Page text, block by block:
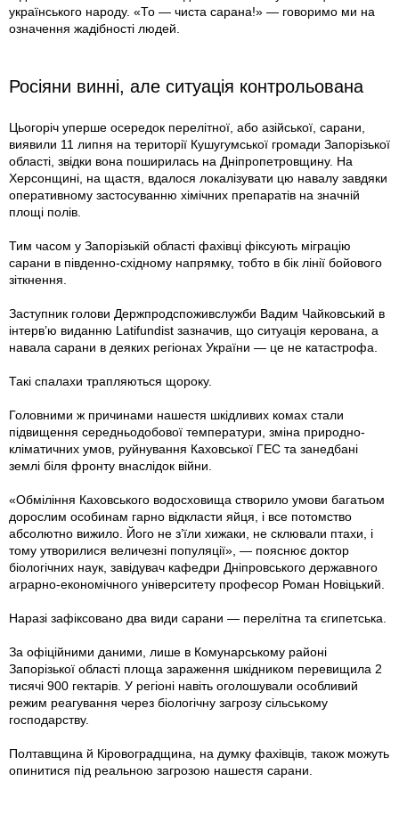
українського народу. «То — чиста сарана!» — говоримо ми на
означення жадібності людей.
Росіяни винні, але ситуація контрольована
Цьогоріч уперше осередок перелітної, або азійської, сарани,
виявили 11 липня на території Кушугумської громади Запорізької
області, звідки вона поширилась на Дніпропетровщину. На
Херсонщині, на щастя, вдалося локалізувати цю навалу завдяки
оперативному застосуванню хімічних препаратів на значній
площі полів.
Тим часом у Запорізькій області фахівці фіксують міграцію
сарани в південно-східному напрямку, тобто в бік лінії бойового
зіткнення.
Заступник голови Держпродспоживслужби Вадим Чайковський в
інтерв’ю виданню Latifundist зазначив, що ситуація керована, а
навала сарани в деяких регіонах України — це не катастрофа.
Такі спалахи трапляються щороку.
Головними ж причинами нашестя шкідливих комах стали
підвищення середньодобової температури, зміна природно-
кліматичних умов, руйнування Каховської ГЕС та занедбані
землі біля фронту внаслідок війни.
«Обміління Каховського водосховища створило умови багатьом
дорослим особинам гарно відкласти яйця, і все потомство
абсолютно вижило. Його не з’їли хижаки, не склювали птахи, і
тому утворилися величезні популяції», — пояснює доктор
біологічних наук, завідувач кафедри Дніпровського державного
аграрно-економічного університету професор Роман Новіцький.
Наразі зафіксовано два види сарани — перелітна та єгипетська.
За офіційними даними, лише в Комунарському районі
Запорізької області площа зараження шкідником перевищила 2
тисячі 900 гектарів. У регіоні навіть оголошували особливий
режим реагування через біологічну загрозу сільському
господарству.
Полтавщина й Кіровоградщина, на думку фахівців, також можуть
опинитися під реальною загрозою нашестя сарани.